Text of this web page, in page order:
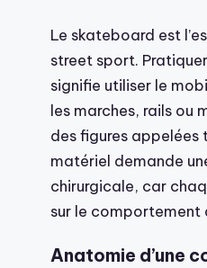
Le skateboard est
street sport.
signifie utiliser le
les marches, rails ou
des figures appelées
matériel demande
chirurgicale, car
sur le comportement
Anatomie d’une